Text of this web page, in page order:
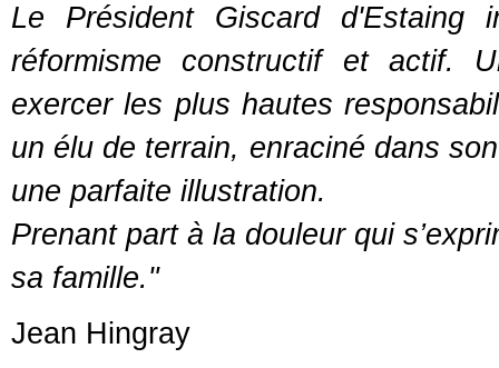
Le Président Giscard d'Estaing
réformisme constructif et actif.
exercer les plus hautes
un élu de terrain, enraciné dans
une parfaite illustration.
Prenant part à la douleur qui
sa famille."
Jean Hingray